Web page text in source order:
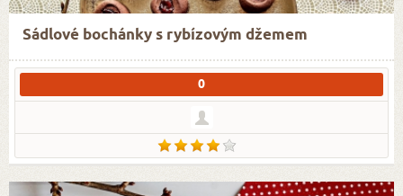
Sádlové bochánky s rybízovým džemem
0